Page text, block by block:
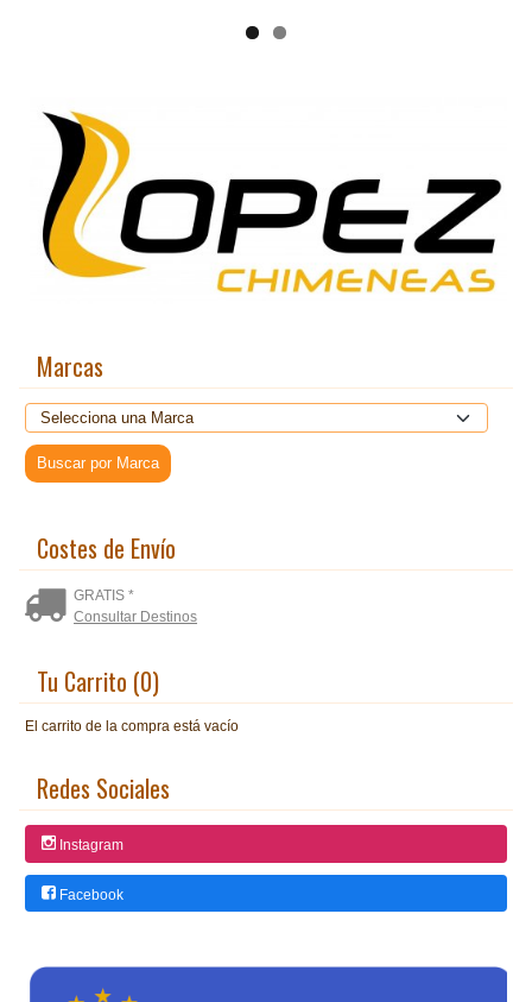
Marcas
Costes de Envío
GRATIS *
Consultar Destinos
Tu Carrito (0)
El carrito de la compra está vacío
Redes Sociales
Instagram
Facebook